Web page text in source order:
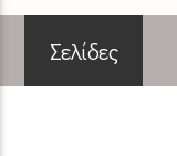
Σελίδες